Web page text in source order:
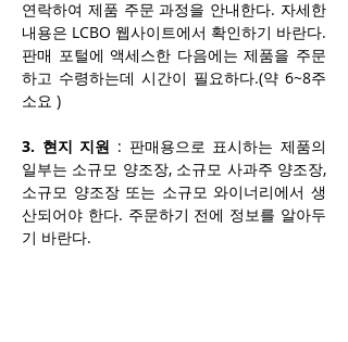
연락하여 제품 주문 과정을 안내한다. 자세한
내용은 LCBO 웹사이트에서 확인하기 바란다.
판매 포털에 액세스한 다음에는 제품을 주문
하고 수령하는데 시간이 필요하다.(약 6~8주
소요 )
3. 현지 지원 : 판매용으로 표시하는 제품의
일부는 소규모 양조장, 소규모 사과주 양조장,
소규모 양조장 또는 소규모 와이너리에서 생
산되어야 한다. 주문하기 전에 정보를 알아두
기 바란다.